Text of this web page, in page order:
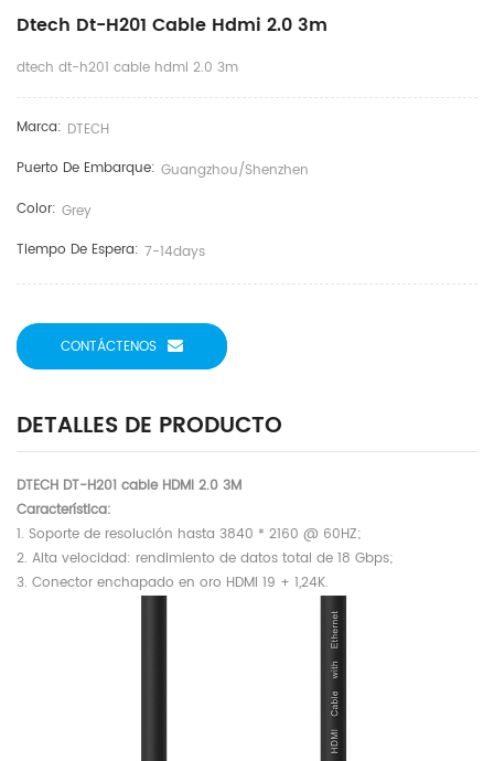
Dtech Dt-H201 Cable Hdmi 2.0 3m
dtech dt-h201 cable hdmi 2.0 3m
Marca: DTECH
Puerto De Embarque: Guangzhou/shenzhen
Color: Grey
Tiempo De Espera: 7-14days
CONTÁCTENOS
DETALLES DE PRODUCTO
DTECH DT-H201 cable HDMI 2.0 3M
Característica:
1. Soporte de resolución hasta 3840 * 2160 @ 60HZ;
2. Alta velocidad: rendimiento de datos total de 18 Gbps;
3. Conector enchapado en oro HDMI 19 + 1,24K.